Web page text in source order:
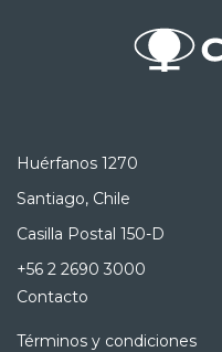
Huérfanos 1270
Santiago, Chile
Casilla Postal 150-D
+56 2 2690 3000
Contacto
Términos y condiciones